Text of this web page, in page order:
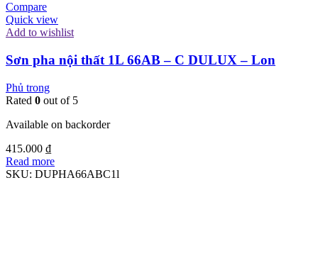
Compare
Quick view
Add to wishlist
Sơn pha nội thất 1L 66AB – C DULUX – Lon
Phủ trong
Rated 0 out of 5
Available on backorder
415.000 ₫
Read more
SKU: DUPHA66ABC1l